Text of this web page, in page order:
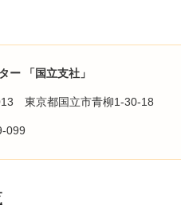
ー 「国立支社」
東京都国立市青柳1-30-18
099